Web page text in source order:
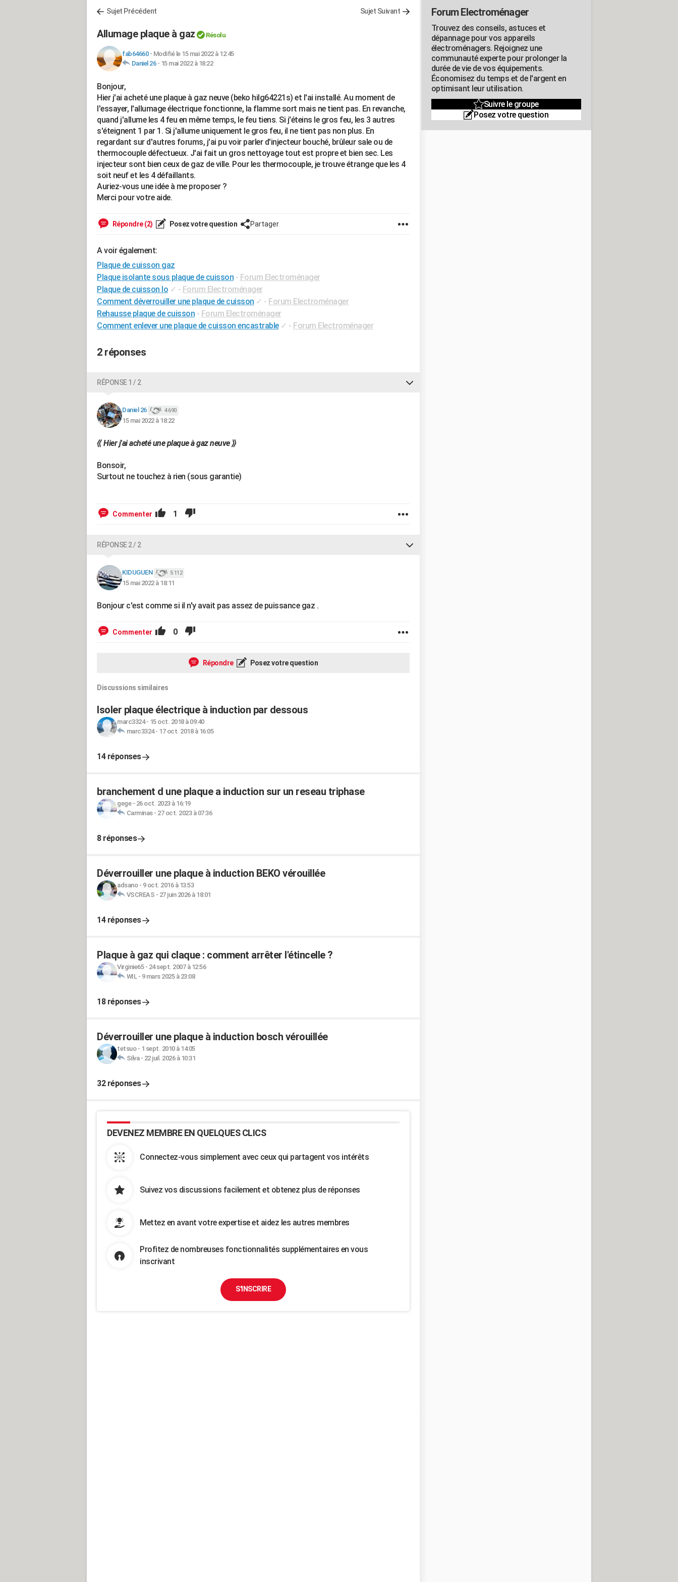
Sujet Précédent Sujet Suivant
Allumage plaque à gaz Résolu
fab64660- Modifié le 15 mai 2022 à 12:45
Daniel 26- 15 mai 2022 à 18:22
Bonjour,
Hier j'ai acheté une plaque à gaz neuve (beko hilg64221s) et l'ai installé. Au moment de
l'essayer, l'allumage électrique fonctionne, la flamme sort mais ne tient pas. En revanche,
quand j'allume les 4 feu en même temps, le feu tiens. Si j'éteins le gros feu, les 3 autres
s'éteignent 1 par 1. Si j'allume uniquement le gros feu, il ne tient pas non plus. En
regardant sur d'autres forums, j'ai pu voir parler d'injecteur bouché, brûleur sale ou de
thermocouple défectueux. J'ai fait un gros nettoyage tout est propre et bien sec. Les
injecteur sont bien ceux de gaz de ville. Pour les thermocouple, je trouve étrange que les 4
soit neuf et les 4 défaillants.
Auriez-vous une idée à me proposer ?
Merci pour votre aide.
Répondre (2) Posez votre question Partager
A voir également:
Plaque de cuisson gaz
Plaque isolante sous plaque de cuisson - Forum Electroménager
Plaque de cuisson lo ✓ - Forum Electroménager
Comment déverrouiller une plaque de cuisson ✓ - Forum Electroménager
Rehausse plaque de cuisson - Forum Electroménager
Comment enlever une plaque de cuisson encastrable ✓ - Forum Electroménager
2 réponses
RÉPONSE 1 / 2
Daniel 26 4 690
15 mai 2022 à 18:22
⟪ Hier j'ai acheté une plaque à gaz neuve ⟫
Bonsoir,
Surtout ne touchez à rien (sous garantie)
Commenter 1
RÉPONSE 2 / 2
KIDUGUEN 5 112
15 mai 2022 à 18:11
Bonjour c'est comme si il n'y avait pas assez de puissance gaz .
Commenter 0
Répondre Posez votre question
Discussions similaires
Isoler plaque électrique à induction par dessous
marc3324- 15 oct. 2018 à 09:40
marc3324- 17 oct. 2018 à 16:05
14 réponses
branchement d une plaque a induction sur un reseau triphase
gege- 26 oct. 2023 à 16:19
Carminas- 27 oct. 2023 à 07:36
8 réponses
Déverrouiller une plaque à induction BEKO vérouillée
adsano- 9 oct. 2016 à 13:53
VSCREAS - 27 juin 2026 à 18:01
14 réponses
Plaque à gaz qui claque : comment arrêter l'étincelle ?
Virginie65- 24 sept. 2007 à 12:56
WIL- 9 mars 2025 à 23:08
18 réponses
Déverrouiller une plaque à induction bosch vérouillée
tetsuo- 1 sept. 2010 à 14:05
Silva- 22 juil. 2026 à 10:31
32 réponses
DEVENEZ MEMBRE EN QUELQUES CLICS
Connectez-vous simplement avec ceux qui partagent vos intérêts
Suivez vos discussions facilement et obtenez plus de réponses
Mettez en avant votre expertise et aidez les autres membres
Profitez de nombreuses fonctionnalités supplémentaires en vous
inscrivant
S'INSCRIRE
Forum Electroménager
Trouvez des conseils, astuces et
dépannage pour vos appareils
électroménagers. Rejoignez une
communauté experte pour prolonger la
durée de vie de vos équipements.
Économisez du temps et de l'argent en
optimisant leur utilisation.
Suivre le groupe
Posez votre question